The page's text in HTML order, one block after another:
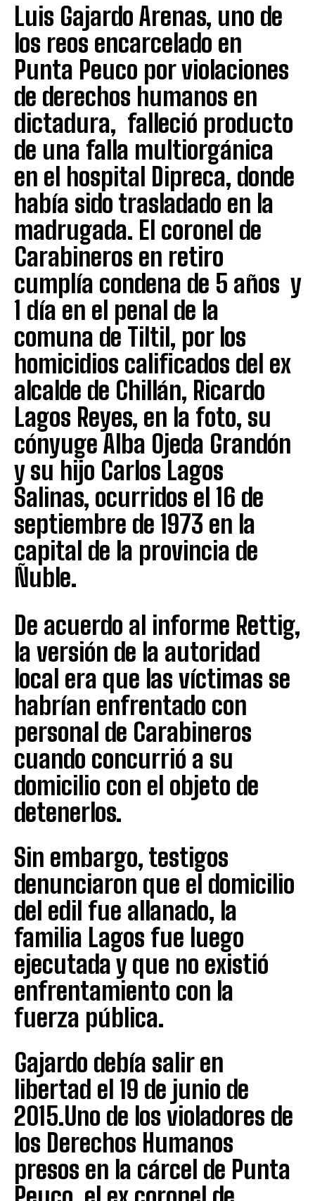
Luis Gajardo Arenas, uno de
los reos encarcelado en
Punta Peuco por violaciones
de derechos humanos en
dictadura, falleció producto
de una falla multiorgánica
en el hospital Dipreca, donde
había sido trasladado en la
madrugada. El coronel de
Carabineros en retiro
cumplía condena de 5 años y
1 día en el penal de la
comuna de Tiltil, por los
homicidios calificados del ex
alcalde de Chillán, Ricardo
Lagos Reyes, en la foto, su
cónyuge Alba Ojeda Grandón
y su hijo Carlos Lagos
Salinas, ocurridos el 16 de
septiembre de 1973 en la
capital de la provincia de
Ñuble.
De acuerdo al informe Rettig,
la versión de la autoridad
local era que las víctimas se
habrían enfrentado con
personal de Carabineros
cuando concurrió a su
domicilio con el objeto de
detenerlos.
Sin embargo, testigos
denunciaron que el domicilio
del edil fue allanado, la
familia Lagos fue luego
ejecutada y que no existió
enfrentamiento con la
fuerza pública.
Gajardo debía salir en
libertad el 19 de junio de
2015.Uno de los violadores de
los Derechos Humanos
presos en la cárcel de Punta